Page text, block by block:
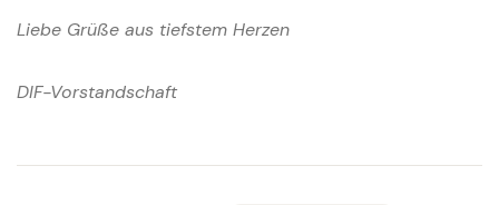
Liebe Grüße aus tiefstem Herzen
DIF-Vorstandschaft